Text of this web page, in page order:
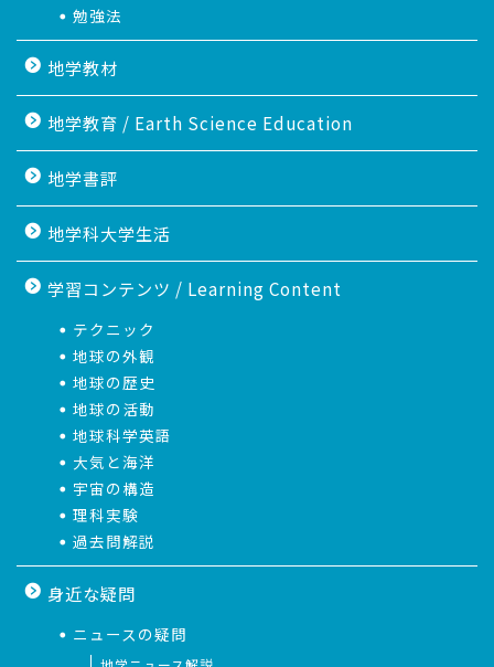
勉強法
地学教材
地学教育 / Earth Science Education
地学書評
地学科大学生活
学習コンテンツ / Learning Content
テクニック
地球の外観
地球の歴史
地球の活動
地球科学英語
大気と海洋
宇宙の構造
理科実験
過去問解説
身近な疑問
ニュースの疑問